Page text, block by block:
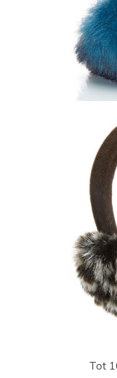
Tot